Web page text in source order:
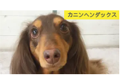
カニンヘンダックス